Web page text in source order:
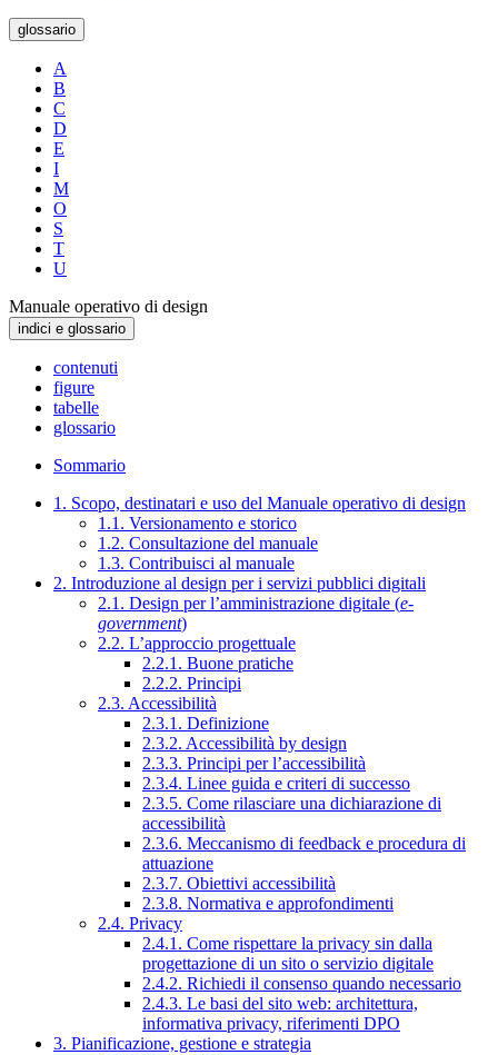
glossario
A
B
C
D
E
I
M
O
S
T
U
Manuale operativo di design
indici e glossario
contenuti
figure
tabelle
glossario
Sommario
1. Scopo, destinatari e uso del Manuale operativo di design
1.1. Versionamento e storico
1.2. Consultazione del manuale
1.3. Contribuisci al manuale
2. Introduzione al design per i servizi pubblici digitali
2.1. Design per l’amministrazione digitale (e-
government)
2.2. L’approccio progettuale
2.2.1. Buone pratiche
2.2.2. Principi
2.3. Accessibilità
2.3.1. Definizione
2.3.2. Accessibilità by design
2.3.3. Principi per l’accessibilità
2.3.4. Linee guida e criteri di successo
2.3.5. Come rilasciare una dichiarazione di
accessibilità
2.3.6. Meccanismo di feedback e procedura di
attuazione
2.3.7. Obiettivi accessibilità
2.3.8. Normativa e approfondimenti
2.4. Privacy
2.4.1. Come rispettare la privacy sin dalla
progettazione di un sito o servizio digitale
2.4.2. Richiedi il consenso quando necessario
2.4.3. Le basi del sito web: architettura,
informativa privacy, riferimenti DPO
3. Pianificazione, gestione e strategia